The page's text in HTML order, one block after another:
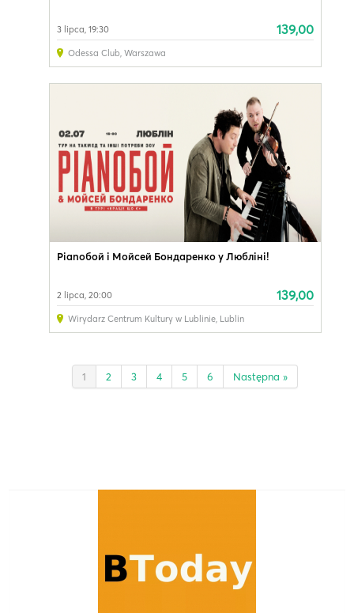
3 lipca, 19:30 139,00
Odessa Club, Warszawa
Pianoбой і Мойсей Бондаренко у Любліні!
2 lipca, 20:00 139,00
Wirydarz Centrum Kultury w Lublinie, Lublin
1 2 3 4 5 6 Następna »